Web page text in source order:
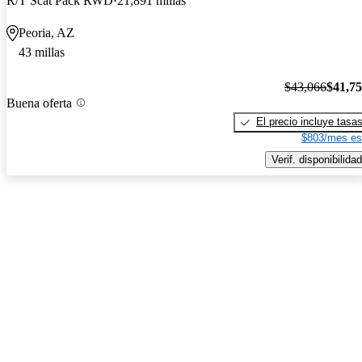
Peoria, AZ
43 millas
Buena oferta
$43,066
El precio incluye tasas
$803/mes
Verif. disponibilidad